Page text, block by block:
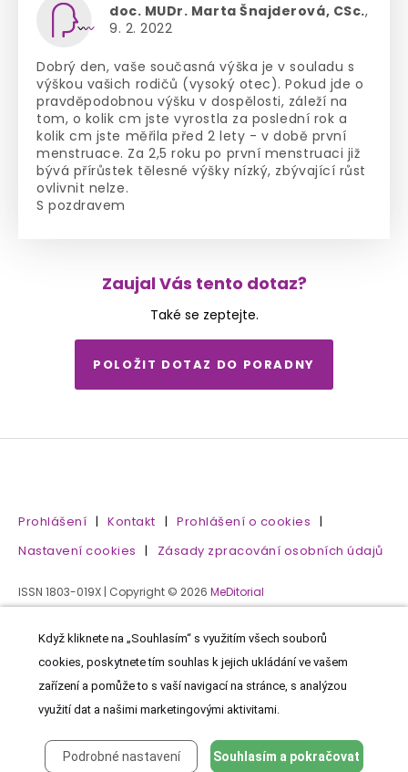
doc. MUDr. Marta Šnajderová, CSc.,
9. 2. 2022
Dobrý den, vaše současná výška je v souladu s
výškou vašich rodičů (vysoký otec). Pokud jde o
pravděpodobnou výšku v dospělosti, záleží na
tom, o kolik cm jste vyrostla za poslední rok a
kolik cm jste měřila před 2 lety - v době první
menstruace. Za 2,5 roku po první menstruaci již
bývá přírůstek tělesné výšky nízký, zbývající růst
ovlivnit nelze.
S pozdravem
Zaujal Vás tento dotaz?
Také se zeptejte.
POLOŽIT DOTAZ DO PORADNY
Prohlášení | Kontakt | Prohlášení o cookies |
Nastavení cookies | Zásady zpracování osobních údajů
ISSN 1803-019X | Copyright © 2026 MeDitorial
Když kliknete na „Souhlasím“ s využitím všech souborů
cookies, poskytnete tím souhlas k jejich ukládání ve vašem
zařízení a pomůže to s vaší navigací na stránce, s analýzou
využití dat a našimi marketingovými aktivitami.
Podrobné nastavení Souhlasím a pokračovat